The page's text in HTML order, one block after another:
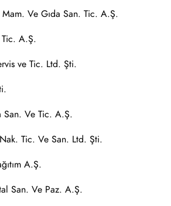
Ve Gıda San. Tic. A.Ş.
Tic. A.Ş.
ve Tic. Ltd. Şti.
San. Ve Tic. A.Ş.
Tic. Ve San. Ltd. Şti.
A.Ş.
San. Ve Paz. A.Ş.